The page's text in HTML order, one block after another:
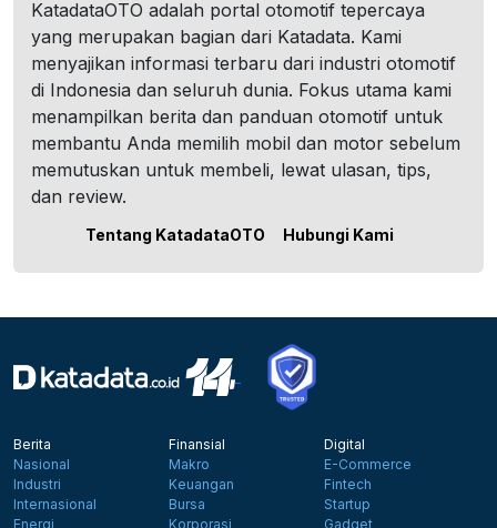
KatadataOTO adalah portal otomotif tepercaya
yang merupakan bagian dari Katadata. Kami
menyajikan informasi terbaru dari industri otomotif
di Indonesia dan seluruh dunia. Fokus utama kami
menampilkan berita dan panduan otomotif untuk
membantu Anda memilih mobil dan motor sebelum
memutuskan untuk membeli, lewat ulasan, tips,
dan review.
Tentang KatadataOTO Hubungi Kami
Berita
Nasional
Industri
Internasional
Energi
Finansial
Makro
Keuangan
Bursa
Korporasi
Digital
E-Commerce
Fintech
Startup
Gadget